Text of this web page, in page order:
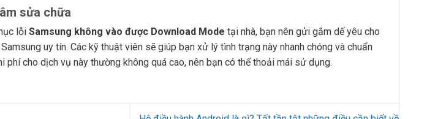
sửa chữa
lỗi Samsung không vào được Download Mode tại nhà, bạn nên gửi gắm dế yêu cho
uy tín. Các kỹ thuật viên sẽ giúp bạn xử lý tình trạng này nhanh chóng và chuẩn
phí cho dịch vụ này thường không quá cao, nên bạn có thể thoải mái sử dụng.